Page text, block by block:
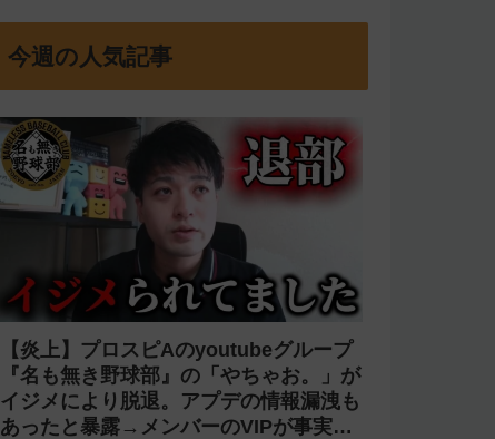
今週の人気記事
【炎上】プロスピAのyoutubeグループ
『名も無き野球部』の「やちゃお。」が
イジメにより脱退。アプデの情報漏洩も
あったと暴露→メンバーのVIPが事実無